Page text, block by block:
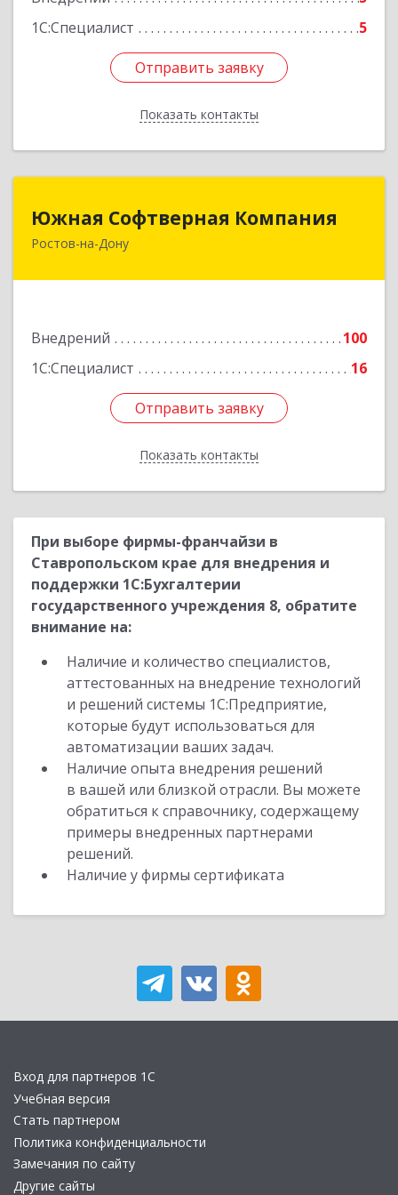
1С:Специалист
5
Отправить заявку
Показать контакты
Отправить заявку
Назад
Южная Софтверная Компания
Ростов-на-Дону
Внедрений
100
1С:Специалист
16
Отправить заявку
Показать контакты
Южная Софтверная Компания
344116, Ростовская обл, Ростов-на-Дону г, 2-я
Отправить заявку
Назад
При выборе фирмы-франчайзи в
Ставропольском крае для внедрения и
поддержки 1С:Бухгалтерии
государственного учреждения 8, обратите
внимание на:
Наличие и количество специалистов,
аттестованных на внедрение технологий
и решений системы 1С:Предприятие,
которые будут использоваться для
автоматизации ваших задач.
Наличие опыта внедрения решений
в вашей или близкой отрасли. Вы можете
обратиться к справочнику, содержащему
примеры внедренных партнерами
решений.
Наличие у фирмы сертификата
Вход для партнеров 1С
Учебная версия
Стать партнером
Политика конфиденциальности
Замечания по сайту
Другие сайты